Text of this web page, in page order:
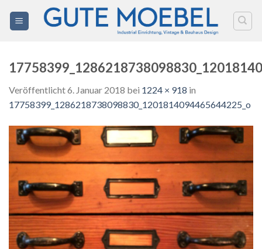
Inhalt
Veröffentlicht6. Januar 2018 bei 1224 × 918 in
17758399_1286218738098830_1201814094465644225_o